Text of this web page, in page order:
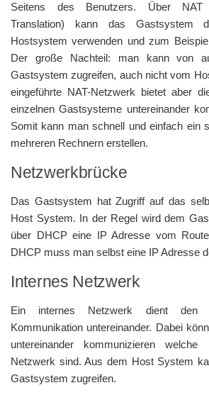
Seitens des Benutzers. Über NAT
Translation) kann das Gastsystem
Hostsystem verwenden und zum
Der große Nachteil: man kann von
Gastsystem zugreifen, auch nicht vom
eingeführte NAT-Netzwerk bietet aber
einzelnen Gastsysteme untereinander
Somit kann man schnell und einfach ein
mehreren Rechnern erstellen.
Netzwerkbrücke
Das Gastsystem hat Zugriff auf das
Host System. In der Regel wird dem
über DHCP eine IP Adresse vom
DHCP muss man selbst eine IP Adresse
Internes Netzwerk
Ein internes Netzwerk dient den
Kommunikation untereinander. Dabei
untereinander kommunizieren
Netzwerk sind. Aus dem Host System
Gastsystem zugreifen.